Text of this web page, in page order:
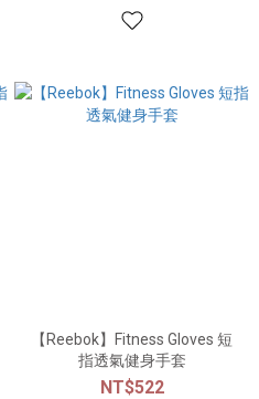
【Reebok】Fitness Gloves 短
指透氣健身手套
NT$522